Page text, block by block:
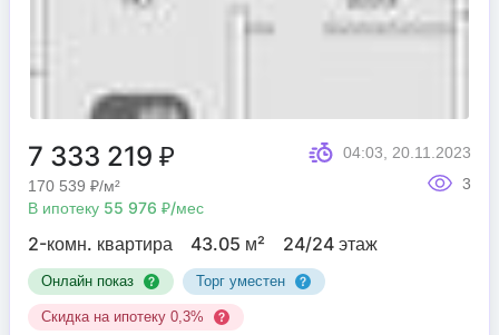
04:03, 20.11.2023
7 333 219 ₽
170 539 ₽/м²
В ипотеку 55 976 ₽/мес
2-комн. квартира 43.05 м² 24/24 этаж
Онлайн показ Торг уместен
Скидка на ипотеку 0,3%
3